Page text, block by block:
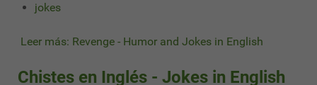
jokes
Leer más: Revenge - Humor and Jokes in English
Chistes en Inglés - Jokes in English